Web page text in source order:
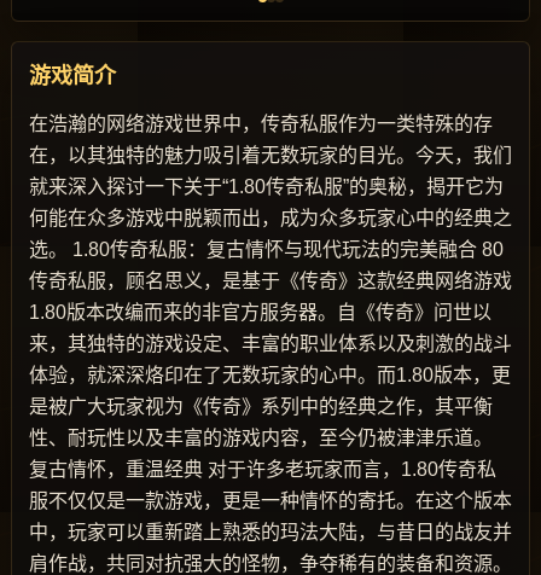
游戏简介
在浩瀚的网络游戏世界中，传奇私服作为一类特殊的存
在，以其独特的魅力吸引着无数玩家的目光。今天，我们
就来深入探讨一下关于“1.80传奇私服”的奥秘，揭开它为
何能在众多游戏中脱颖而出，成为众多玩家心中的经典之
选。 1.80传奇私服：复古情怀与现代玩法的完美融合 80
传奇私服，顾名思义，是基于《传奇》这款经典网络游戏
1.80版本改编而来的非官方服务器。自《传奇》问世以
来，其独特的游戏设定、丰富的职业体系以及刺激的战斗
体验，就深深烙印在了无数玩家的心中。而1.80版本，更
是被广大玩家视为《传奇》系列中的经典之作，其平衡
性、耐玩性以及丰富的游戏内容，至今仍被津津乐道。
复古情怀，重温经典 对于许多老玩家而言，1.80传奇私
服不仅仅是一款游戏，更是一种情怀的寄托。在这个版本
中，玩家可以重新踏上熟悉的玛法大陆，与昔日的战友并
肩作战，共同对抗强大的怪物，争夺稀有的装备和资源。